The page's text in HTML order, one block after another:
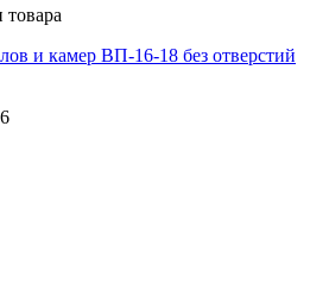
и камер ВП-16-18 без отверстий